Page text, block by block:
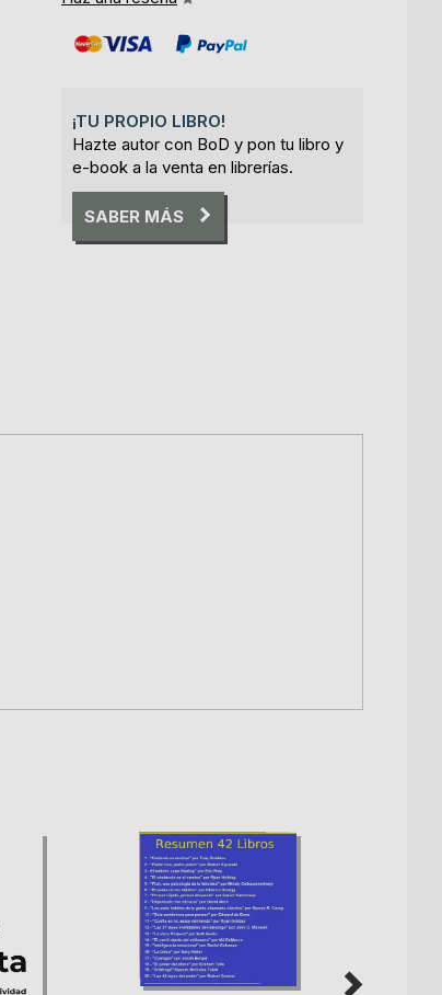
¡TU PROPIO LIBRO!
Hazte autor con BoD y pon tu libro y
e-book a la venta en librerías.
SABER MÁS